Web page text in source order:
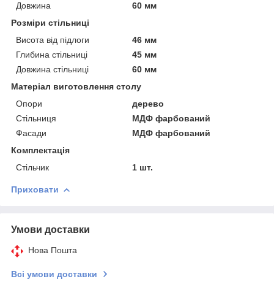
Довжина
60 мм
Розміри стільниці
Висота від підлоги
46 мм
Глибина стільниці
45 мм
Довжина стільниці
60 мм
Матеріал виготовлення столу
Опори
дерево
Стільниця
МДФ фарбований
Фасади
МДФ фарбований
Комплектація
Стільчик
1 шт.
Приховати
Умови доставки
Нова Пошта
Всі умови доставки